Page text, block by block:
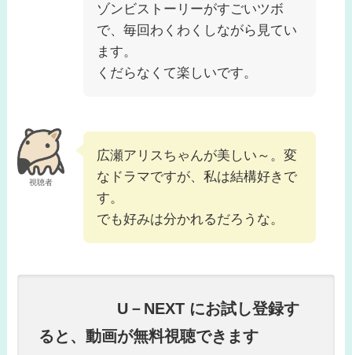
ゾンビストーリーがすごいツボ
で、毎回わくわくしながら見てい
ます。
くだらなくて楽しいです。
視聴者
広瀬アリスちゃんが美しい～。変
なドラマですが、私は結構好きで
す。
でも好みは分かれるだろうな。
U－NEXT にお試し登録す
ると、動画が無料視聴できます